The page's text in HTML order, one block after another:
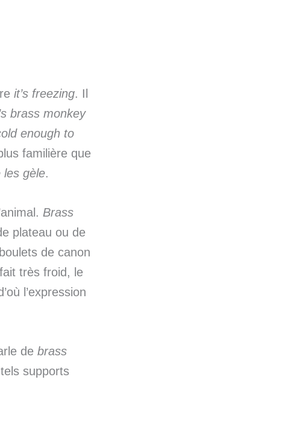
it’s freezing. Il
brass monkey
enough to
familière que
les gèle.
Brass
plateau ou de
de canon
très froid, le
l’expression
de brass
supports